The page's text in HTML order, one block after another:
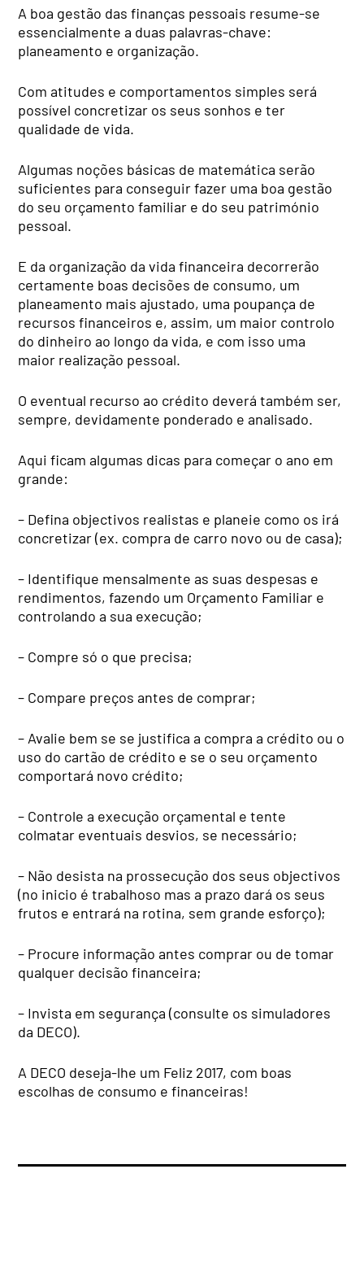
A boa gestão das finanças pessoais resume-se
essencialmente a duas palavras-chave:
planeamento e organização.
Com atitudes e comportamentos simples será
possível concretizar os seus sonhos e ter
qualidade de vida.
Algumas noções básicas de matemática serão
suficientes para conseguir fazer uma boa gestão
do seu orçamento familiar e do seu património
pessoal.
E da organização da vida financeira decorrerão
certamente boas decisões de consumo, um
planeamento mais ajustado, uma poupança de
recursos financeiros e, assim, um maior controlo
do dinheiro ao longo da vida, e com isso uma
maior realização pessoal.
O eventual recurso ao crédito deverá também ser,
sempre, devidamente ponderado e analisado.
Aqui ficam algumas dicas para começar o ano em
grande:
– Defina objectivos realistas e planeie como os irá
concretizar (ex. compra de carro novo ou de casa);
– Identifique mensalmente as suas despesas e
rendimentos, fazendo um Orçamento Familiar e
controlando a sua execução;
– Compre só o que precisa;
– Compare preços antes de comprar;
– Avalie bem se se justifica a compra a crédito ou o
uso do cartão de crédito e se o seu orçamento
comportará novo crédito;
– Controle a execução orçamental e tente
colmatar eventuais desvios, se necessário;
– Não desista na prossecução dos seus objectivos
(no inicio é trabalhoso mas a prazo dará os seus
frutos e entrará na rotina, sem grande esforço);
– Procure informação antes comprar ou de tomar
qualquer decisão financeira;
– Invista em segurança (consulte os simuladores
da DECO).
A DECO deseja-lhe um Feliz 2017, com boas
escolhas de consumo e financeiras!